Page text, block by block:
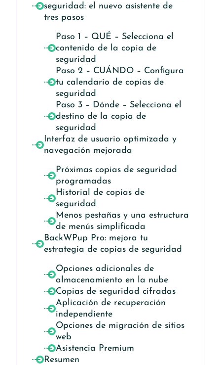
seguridad: el nuevo asistente de
tres pasos
Paso 1 – QUÉ – Selecciona el
contenido de la copia de
seguridad
Paso 2 – CUÁNDO – Configura
tu calendario de copias de
seguridad
Paso 3 – Dónde – Selecciona el
destino de la copia de
seguridad
Interfaz de usuario optimizada y
navegación mejorada
Próximas copias de seguridad
programadas
Historial de copias de
seguridad
Menos pestañas y una estructura
de menús simplificada
BackWPup Pro: mejora tu
estrategia de copias de seguridad
Opciones adicionales de
almacenamiento en la nube
Copias de seguridad cifradas
Aplicación de recuperación
independiente
Opciones de migración de sitios
web
Asistencia Premium
Resumen